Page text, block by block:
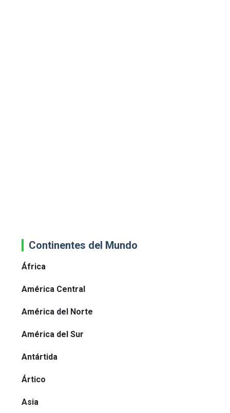
Continentes del Mundo
África
América Central
América del Norte
América del Sur
Antártida
Ártico
Asia